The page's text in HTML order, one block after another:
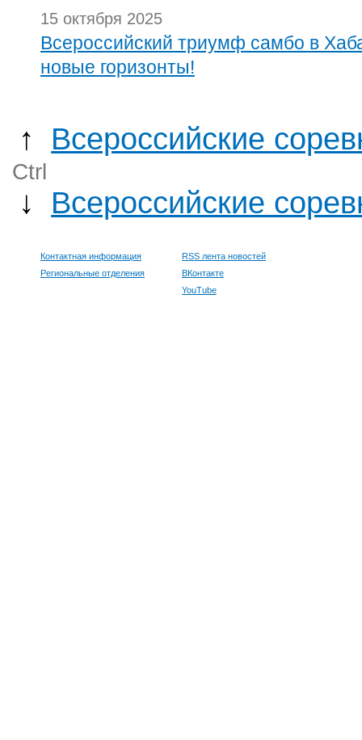
15 октября 2025
Всероссийский триумф самбо в
новые горизонты!
↑ Всероссийские
Ctrl
↓ Всероссийские
Контактная информация
Региональные отделения
RSS лента новостей
ВКонтакте
YouTube